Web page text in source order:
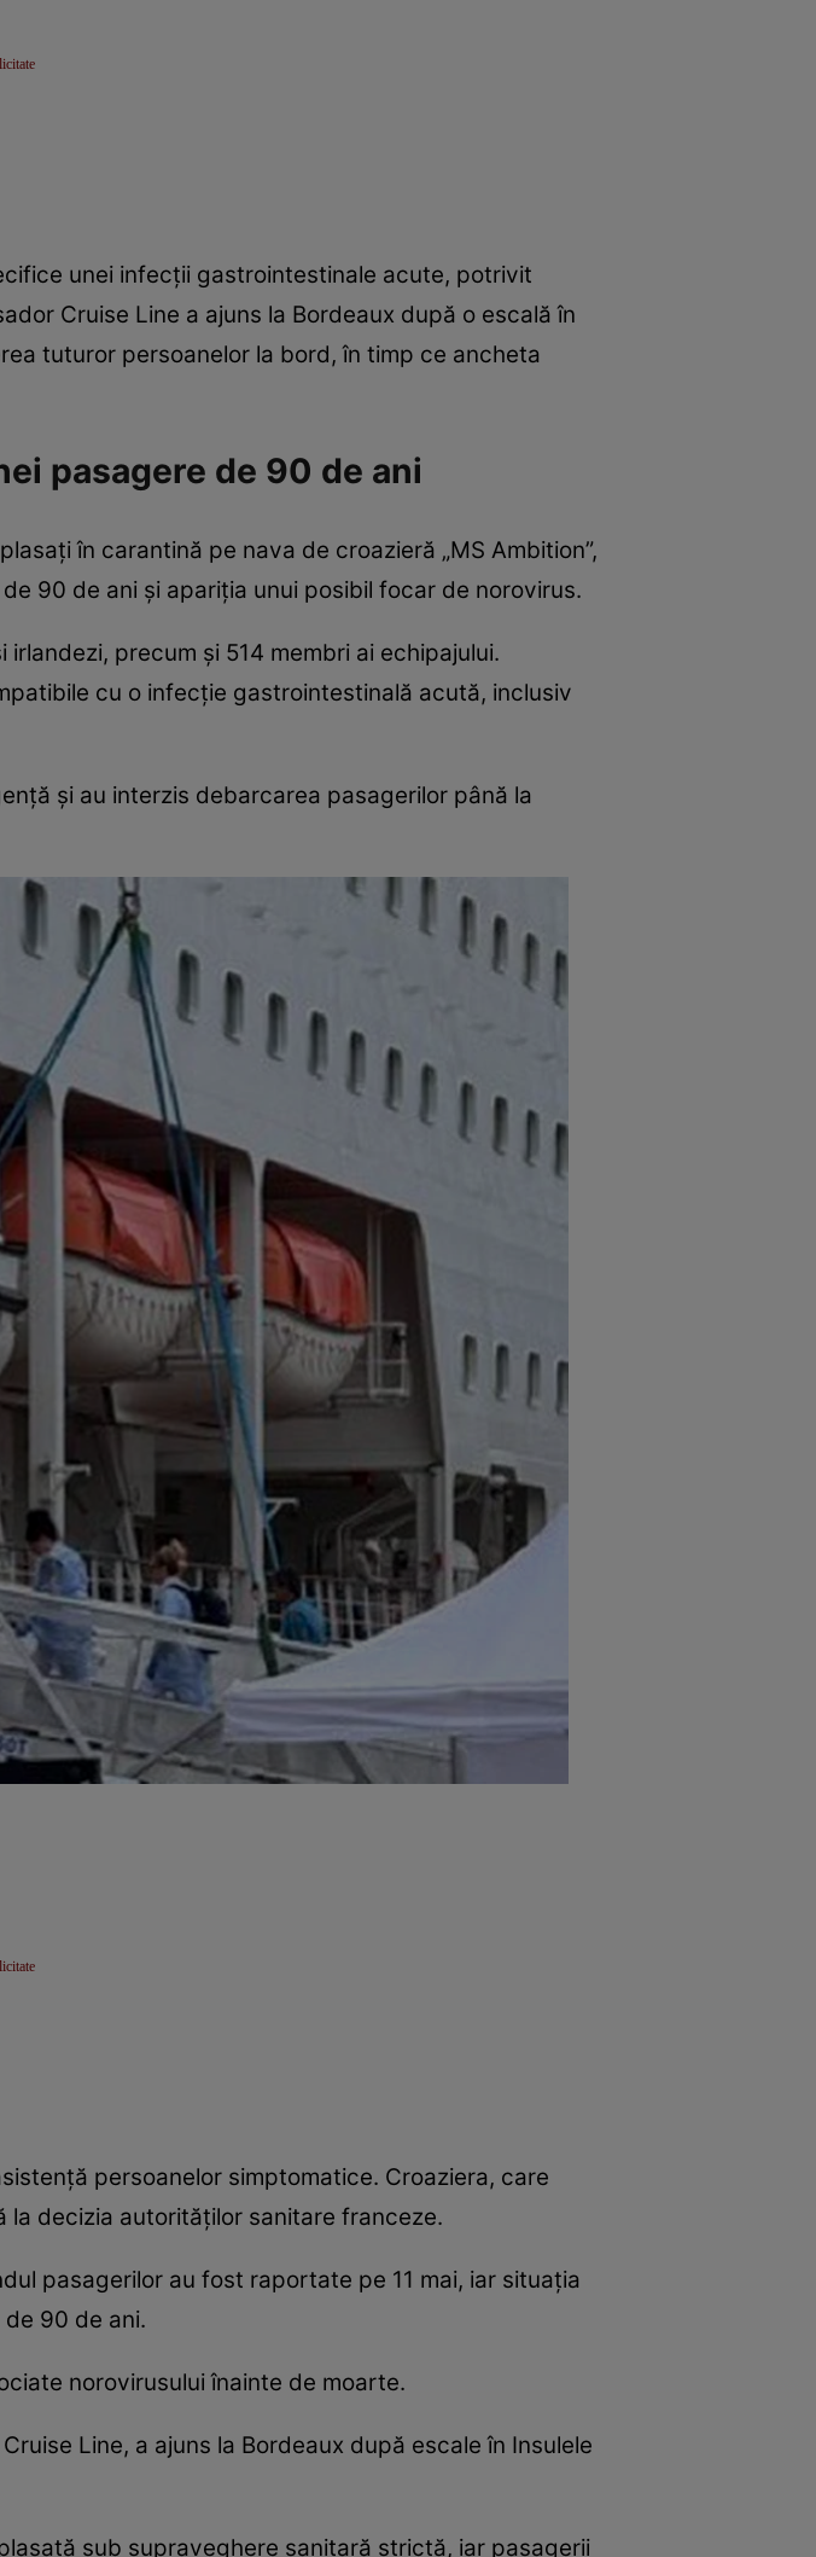
unei infecții gastrointestinale acute, potrivit
Cruise Line a ajuns la Bordeaux după o escală în
tuturor persoanelor la bord, în timp ce ancheta
pasagere de 90 de ani
în carantină pe nava de croazieră „MS Ambition”,
de 90 de ani și apariția unui posibil focar de norovirus.
precum și 514 membri ai echipajului.
cu o infecție gastrointestinală acută, inclusiv
și au interzis debarcarea pasagerilor până la
persoanelor simptomatice. Croaziera, care
la decizia autorităților sanitare franceze.
pasagerilor au fost raportate pe 11 mai, iar situația
90 de ani.
norovirusului înainte de moarte.
Line, a ajuns la Bordeaux după escale în Insulele
sub supraveghere sanitară strictă, iar pasagerii